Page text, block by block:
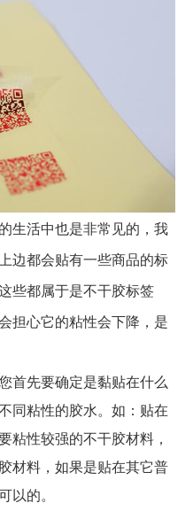
活中也是非常见的，我
边都会贴有一些商品的标
些都属于是不干胶标签
担心它的粘性会下降， 是
先要确定是黏贴在什么
同粘性的胶水。如：贴在
粘性较强的不干胶材料，
材料，如果是贴在其它普
以的。